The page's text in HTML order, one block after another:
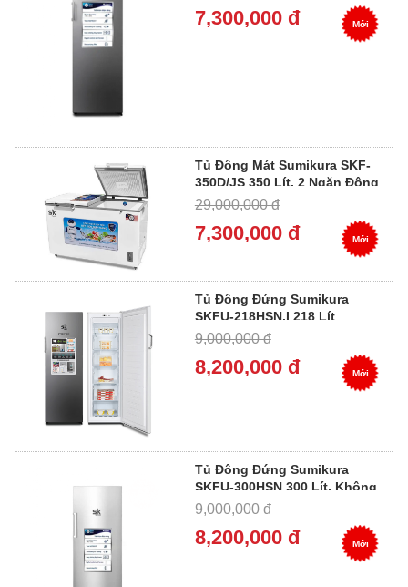
7,300,000 đ Mới
Tủ Đông Mát Sumikura SKF-
350D/JS 350 Lít, 2 Ngăn Đông
Mát
29,000,000 đ
7,300,000 đ Mới
Tủ Đông Đứng Sumikura
SKFU-218HSN.I 218 Lít
Inverter, Không Đóng Tuyết
9,000,000 đ
8,200,000 đ Mới
Tủ Đông Đứng Sumikura
SKFU-300HSN 300 Lít, Không
Đóng Tuyết
9,000,000 đ
8,200,000 đ Mới